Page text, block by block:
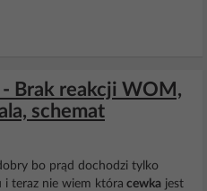
Brak reakcji WOM,
schemat
bo prąd dochodzi tylko
i teraz nie wiem która cewka jest